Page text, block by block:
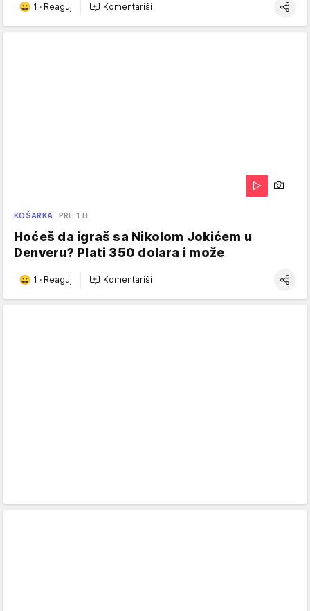
1 · Reaguj Komentariši
KOŠARKA PRE 1 H
Hoćeš da igraš sa Nikolom Jokićem u
Denveru? Plati 350 dolara i može
1 · Reaguj Komentariši